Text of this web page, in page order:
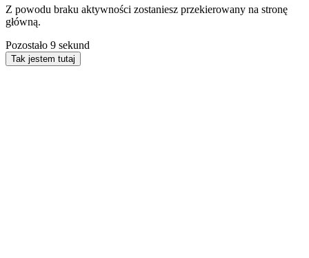
Z powodu braku aktywności zostaniesz przekierowany na stronę
główną.
Pozostało 9 sekund
Tak jestem tutaj